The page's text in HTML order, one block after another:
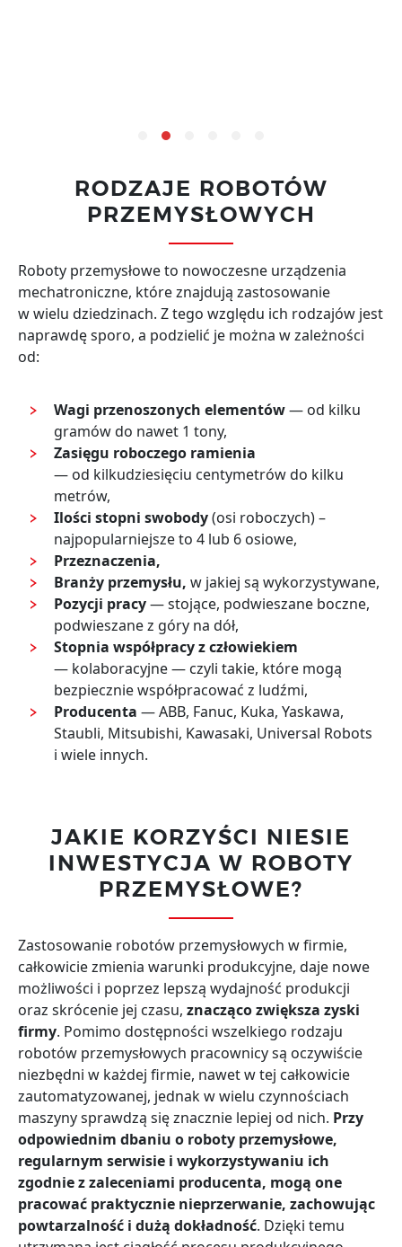
RODZAJE ROBOTÓW
PRZEMYSŁOWYCH
Roboty przemysłowe to nowoczesne urządzenia
mechatroniczne, które znajdują zastosowanie
w wielu dziedzinach. Z tego względu ich rodzajów jest
naprawdę sporo, a podzielić je można w zależności
od:
Wagi przenoszonych elementów— od kilku
gramów do nawet 1 tony,
Zasięgu roboczego ramienia
— od kilkudziesięciu centymetrów do kilku
metrów,
Ilości stopni swobody(osi roboczych) –
najpopularniejsze to 4 lub 6 osiowe,
Przeznaczenia,
Branży przemysłu, w jakiej są wykorzystywane,
Pozycji pracy— stojące, podwieszane boczne,
podwieszane z góry na dół,
Stopnia współpracy z człowiekiem
— kolaboracyjne — czyli takie, które mogą
bezpiecznie współpracować z ludźmi,
Producenta — ABB, Fanuc, Kuka, Yaskawa,
Staubli, Mitsubishi, Kawasaki, Universal Robots
i wiele innych.
JAKIE KORZYŚCI NIESIE
INWESTYCJA W ROBOTY
PRZEMYSŁOWE?
Zastosowanie robotów przemysłowych w firmie,
całkowicie zmienia warunki produkcyjne, daje nowe
możliwości i poprzez lepszą wydajność produkcji
oraz skrócenie jej czasu, znacząco zwiększa zyski
firmy. Pomimo dostępności wszelkiego rodzaju
robotów przemysłowych pracownicy są oczywiście
niezbędni w każdej firmie, nawet w tej całkowicie
zautomatyzowanej, jednak w wielu czynnościach
maszyny sprawdzą się znacznie lepiej od nich. Przy
odpowiednim dbaniu o roboty przemysłowe,
regularnym serwisie i wykorzystywaniu ich
zgodnie z zaleceniami producenta, mogą one
pracować praktycznie nieprzerwanie, zachowując
powtarzalność i dużą dokładność. Dzięki temu